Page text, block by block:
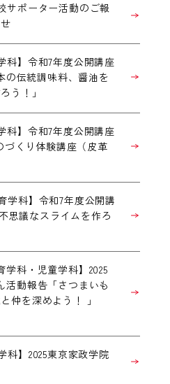
サポーター活動のご報
】令和7年度公開講座
伝統調味料、醤油を
う！」
】令和7年度公開講座
くり体験講座（皮革
科】令和7年度公開講
思議なスライムを作ろ
科・児童学科】2025
活動報告「さつまいも
仲を深めよう！ 」
】2025東京家政学院